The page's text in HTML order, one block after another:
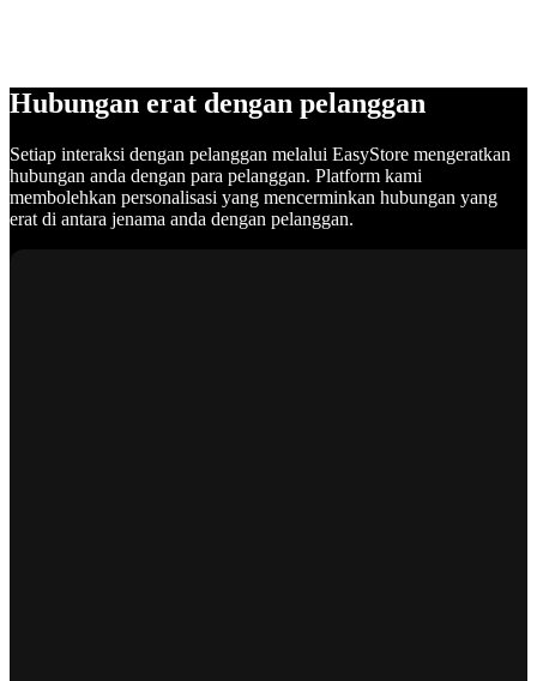
Hubungan erat dengan pelanggan
Setiap interaksi dengan pelanggan melalui EasyStore mengeratkan
hubungan anda dengan para pelanggan. Platform kami
membolehkan personalisasi yang mencerminkan hubungan yang
erat di antara jenama anda dengan pelanggan.